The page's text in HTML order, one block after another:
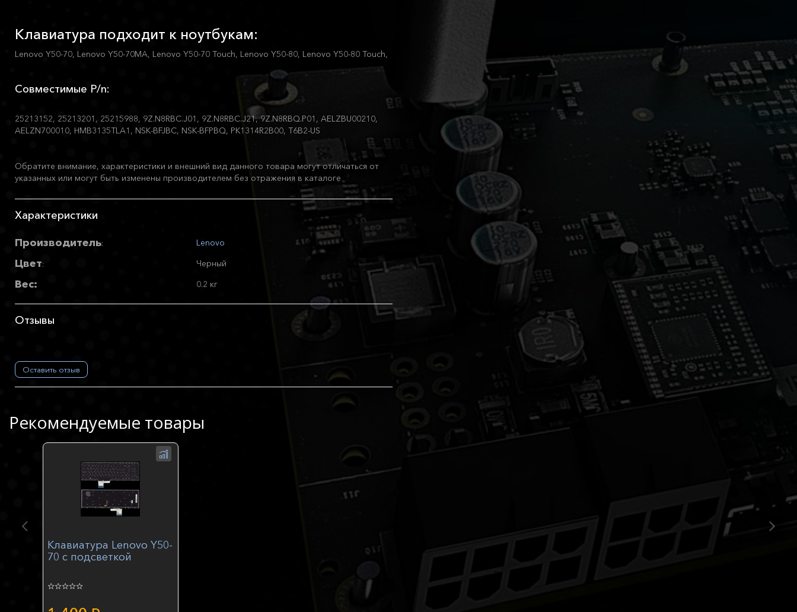
Клавиатура подходит к ноутбукам:
Lenovo Y50-70, Lenovo Y50-70MA, Lenovo Y50-70 Touch, Lenovo Y50-80, Lenovo Y50-80 Touch,
Совместимые P/n:
25213152, 25213201, 25215988, 9Z.N8RBC.J01, 9Z.N8RBC.J21, 9Z.N8RBQ.P01, AELZBU00210,
AELZN700010, HMB3135TLA1, NSK-BFJBC, NSK-BFPBQ, PK1314R2B00, T6B2-US
Обратите внимание, характеристики и внешний вид данного товара могут отличаться от
указанных или могут быть изменены производителем без отражения в каталоге
Характеристики
Производитель: Lenovo
Цвет: Черный
Вес: 0.2 кг
Отзывы
Оставить отзыв
Рекомендуемые товары
Клавиатура Lenovo Y50-
70 с подсветкой